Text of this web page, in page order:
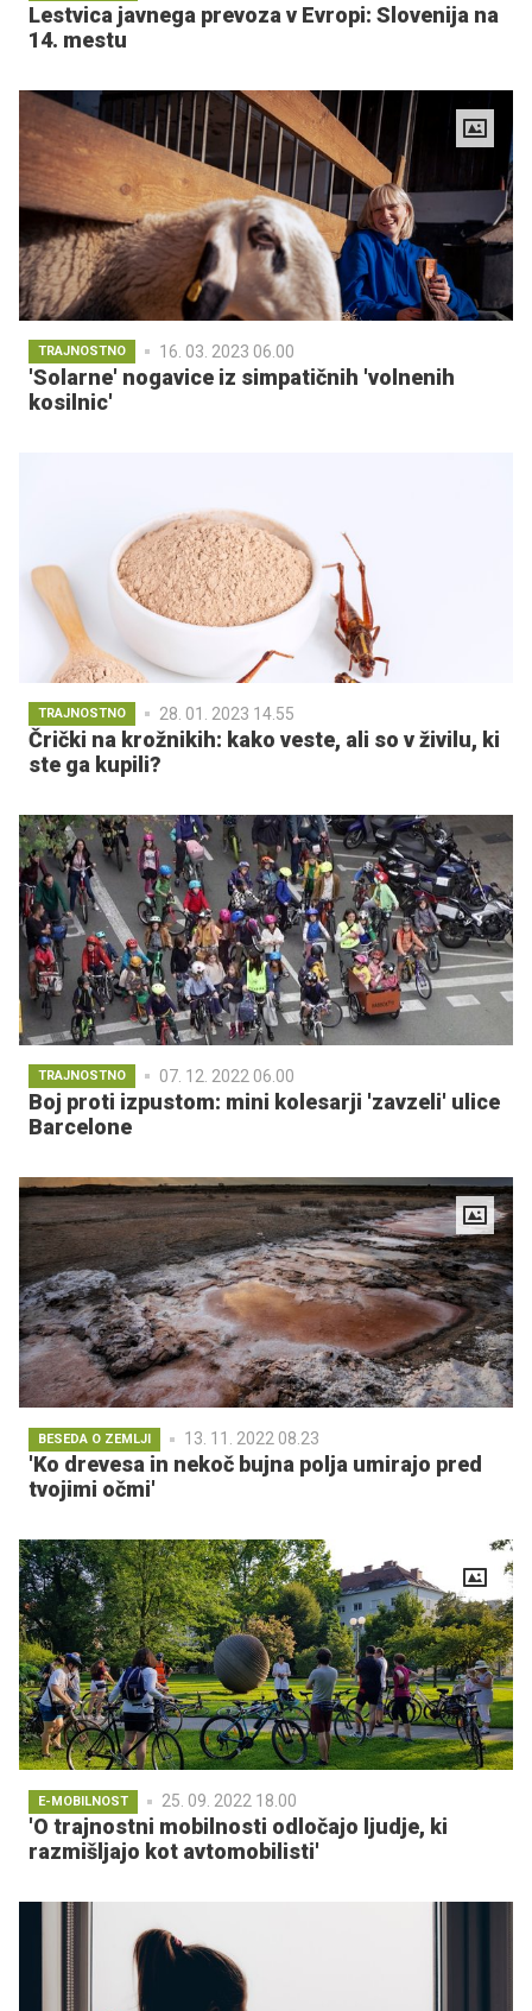
Lestvica javnega prevoza v Evropi: Slovenija na
14. mestu
TRAJNOSTNO 16. 03. 2023 06.00
'Solarne' nogavice iz simpatičnih 'volnenih
kosilnic'
TRAJNOSTNO 28. 01. 2023 14.55
Črički na krožnikih: kako veste, ali so v živilu, ki
ste ga kupili?
TRAJNOSTNO 07. 12. 2022 06.00
Boj proti izpustom: mini kolesarji 'zavzeli' ulice
Barcelone
BESEDA O ZEMLJI 13. 11. 2022 08.23
'Ko drevesa in nekoč bujna polja umirajo pred
tvojimi očmi'
E-MOBILNOST 25. 09. 2022 18.00
'O trajnostni mobilnosti odločajo ljudje, ki
razmišljajo kot avtomobilisti'